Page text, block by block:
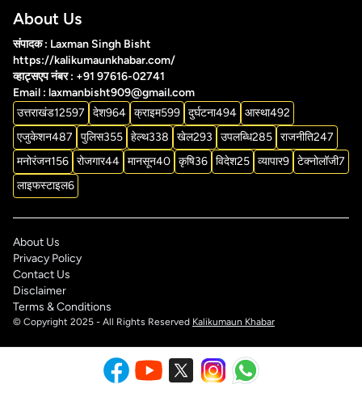
About Us
संपादक : Laxman Singh Bisht
https://kalikumaunkhabar.com/
व्हाट्सएप नंबर : +91 97616-02741
Email : laxmanbisht909@gmail.com
उत्तराखंड12597 देश964 क्राइम599 दुर्घटना494 आस्था492
एजुकेशन487 पुलिस355 हेल्थ338 खेल293 उपलब्धि285 राजनीति247
मनोरंजन156 रोजगार44 मानसून40 कृषि36 विदेश25 व्यापार9 टेक्नोलॉजी7
लाइफस्टाइल6
About Us
Privacy Policy
Contact Us
Disclaimer
Terms & Conditions
© Copyright 2025 - All Rights Reserved Kalikumaun Khabar